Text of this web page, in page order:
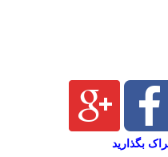
بگذارید